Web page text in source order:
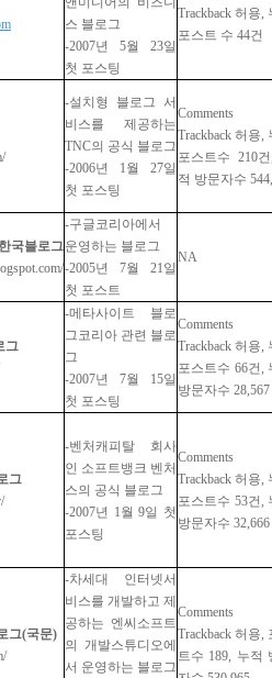
스 블로그
-2007년 5월 23일
첫 포스팅
Trackback 허용,
포스트 수 44건
-설치형 블로그
서
비스를
제공하는
TNC의 공식 블로그
-2006년 1월 27일
첫 포스팅
Trackback 허용,
포스트수 210건
적 방문자수
한국블로그
-구글코리아에서
운영하는 블로그
-2005년 7월 21일
첫 포스트
NA
그
-메타사이트
블로
그코리아 관련 블로
그
-2007년 7월 15일
첫 포스팅
Trackback 허용,
포스트수 66건,
방문자수 28,567
그
-벤처캐피탈
회사
인 소프트뱅크 벤처
스의 공식 블로그
-2007년 1월 9일 첫
포스팅
Trackback 허용,
포스트수 53건,
방문자수 32,666
그(국문)
-차세대
인터넷서
비스를 개발하고 제
공하는 엔씨소프트
의 개발스튜디오에
서 운영하는 블로그
Trackback 허용,
트수 189, 누적